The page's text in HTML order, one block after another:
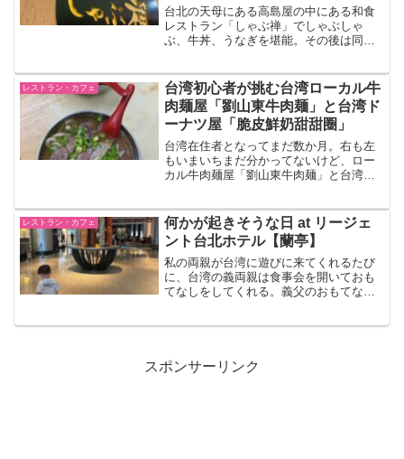
台北の天母にある高島屋の中にある和食
レストラン「しゃぶ禅」でしゃぶしゃ
ぶ、牛丼、うなぎを堪能。その後は同じ
に行くと日本人に遭遇する確率が高い。
息子は日台ハーフやから日本語と中国語
のバイリンガル育児をしようとしてるけ
ど実際は、、、
レストラン・カフェ
台湾初心者が挑む台湾ローカル牛
肉麺屋「劉山東牛肉麺」と台湾ド
ーナツ屋「脆皮鮮奶甜甜圈」
台湾在住者となってまだ数か月。右も左
もいまいちまだ分かってないけど、ロー
カル牛肉麺屋「劉山東牛肉麺」と台湾ド
肉麺に、行列必須の台湾ドーナツ屋。ど
ちらも安くて美味しい台湾グルメが楽し
めた。観光客にもおすすめ！
レストラン・カフェ
何かが起きそうな日 at リージェ
ント台北ホテル【蘭亭】
私の両親が台湾に遊びに来てくれるたび
に、台湾の義両親は食事会を開いておも
てなしをしてくれる。義父のおもてなし
元々会員制で今は外部の人も可能。料理
は美味しいが台湾人はお酒が強い。
スポンサーリンク